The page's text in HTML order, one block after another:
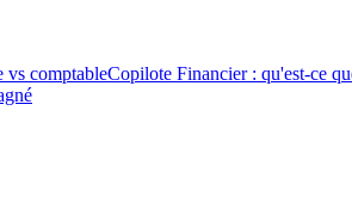
vs comptableCopilote Financier : qu'est-ce